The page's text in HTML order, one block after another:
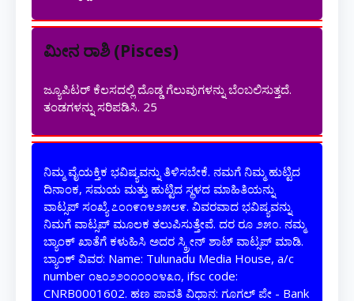
ಮೀನ ರಾಶಿ (Pisces)
ಜ್ಯೂಪಿಟರ್ ಕೆಲಸದಲ್ಲಿ ದೊಡ್ಡ ಗೆಲುವುಗಳನ್ನು ಬೆಂಬಲಿಸುತ್ತದೆ.
ತಂಡಗಳನ್ನು ಸರಿಪಡಿಸಿ. 25
ನಿಮ್ಮ ವೈಯಕ್ತಿಕ ಭವಿಷ್ಯವನ್ನು ತಿಳಿಸಬೇಕೆ. ನಮಗೆ ನಿಮ್ಮ ಹುಟ್ಟಿದ
ದಿನಾಂಕ, ಸಮಯ ಮತ್ತು ಹುಟ್ಟಿದ ಸ್ಥಳದ ಮಾಹಿತಿಯನ್ನು
ವಾಟ್ಸಪ್ ಸಂಖ್ಯೆ ೭೦೧೯೧೪೨೫೮೯. ವಿವರವಾದ ಭವಿಷ್ಯವನ್ನು
ನಿಮಗೆ ವಾಟ್ಸಪ್ ಮೂಲಕ ತಲುಪಿಸುತ್ತೇವೆ. ದರ ರೂ ೨೫೦. ನಮ್ಮ
ಬ್ಯಾಂಕ್ ಖಾತೆಗೆ ಕಳುಹಿಸಿ ಅದರ ಸ್ಕ್ರೀನ್ ಶಾಟ್ ವಾಟ್ಸಪ್ ಮಾಡಿ.
ಬ್ಯಾಂಕ್ ವಿವರ: Name: Tulunadu Media House, a/c
number ೧೬೦೨೨೦೧೦೦೦೪೩೧, ifsc code:
CNRB0001602. ಹಣ ಪಾವತಿ ವಿಧಾನ: ಗೂಗಲ್ ಪೇ - Bank